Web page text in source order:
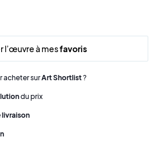
l’œuvre à mesfavoris
acheter surArt Shortlist?
du prix
livraison